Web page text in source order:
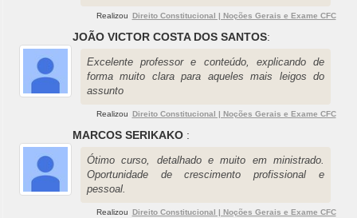
Realizou Direito Constitucional | Noções Gerais e Exame CFC
JOÃO VICTOR COSTA DOS SANTOS:
Excelente professor e conteúdo, explicando de
forma muito clara para aqueles mais leigos do
assunto
Realizou Direito Constitucional | Noções Gerais e Exame CFC
MARCOS SERIKAKO :
Ótimo curso, detalhado e muito em ministrado.
Oportunidade de crescimento profissional e
pessoal.
Realizou Direito Constitucional | Noções Gerais e Exame CFC